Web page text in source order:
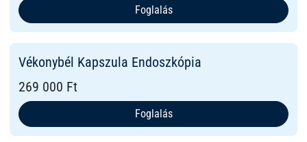
Foglalás
Vékonybél Kapszula Endoszkópia
269 000 Ft
Foglalás